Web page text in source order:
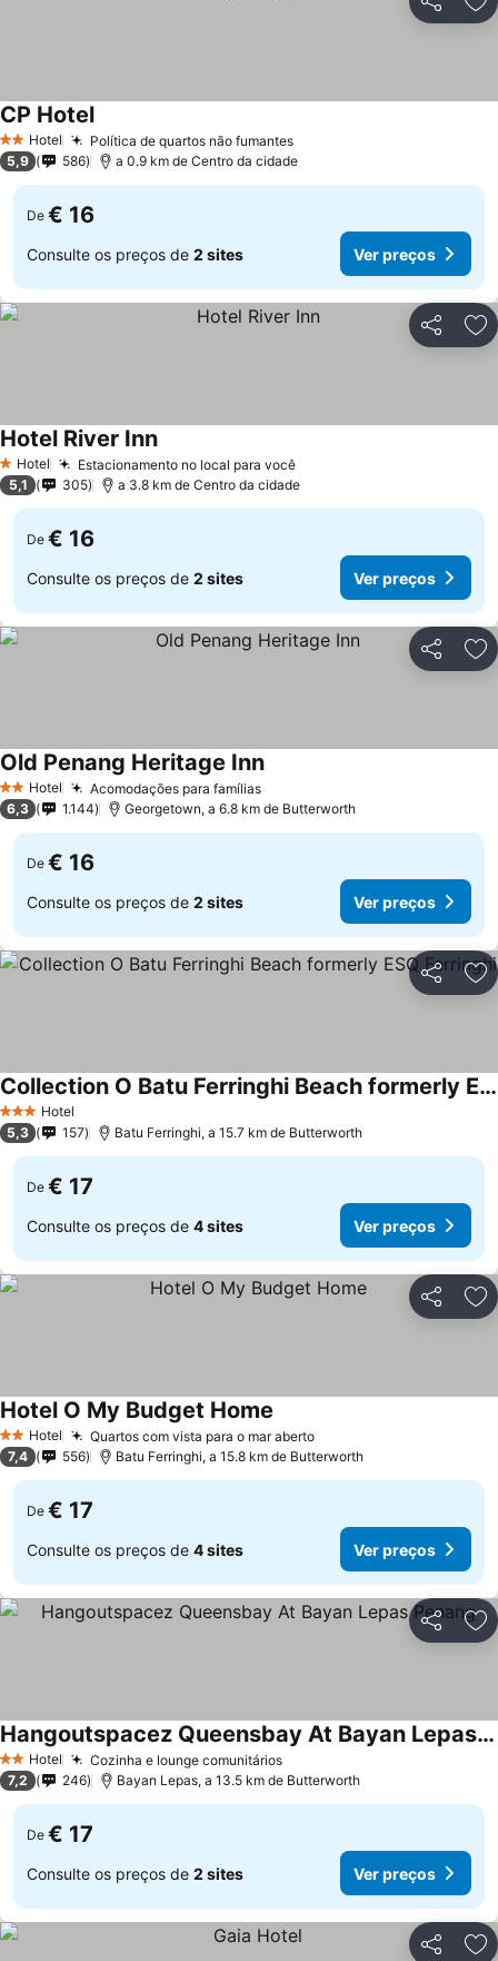
Partilhar
2 Estrelas
Hotel Política de quartos não fumantes
CP Hotel
5,9 586 a 0.9 km de Centro da cidade
De € 16
Consulte os preços de 2 sites Ver preços
Partilhar
1 Estrelas
Hotel Estacionamento no local para você
Hotel River Inn
5,1 305 a 3.8 km de Centro da cidade
De € 16
Consulte os preços de 2 sites Ver preços
Partilhar
2 Estrelas
Hotel Acomodações para famílias
Old Penang Heritage Inn
6,3 1.144 Georgetown, a 6.8 km de Butterworth
De € 16
Consulte os preços de 2 sites Ver preços
Partilhar
3 EstrelasHotel
Collection O Batu Ferringhi Beach formerly ESQ Ferringhi
5,3 157 Batu Ferringhi, a 15.7 km de Butterworth
De € 17
Consulte os preços de 4 sites Ver preços
Partilhar
2 Estrelas
Hotel Quartos com vista para o mar aberto
Hotel O My Budget Home
7,4 556 Batu Ferringhi, a 15.8 km de Butterworth
De € 17
Consulte os preços de 4 sites Ver preços
Partilhar
2 Estrelas
Hotel Cozinha e lounge comunitários
Hangoutspacez Queensbay At Bayan Lepas Penang
7,2 246 Bayan Lepas, a 13.5 km de Butterworth
De € 17
Consulte os preços de 2 sites Ver preços
Partilhar